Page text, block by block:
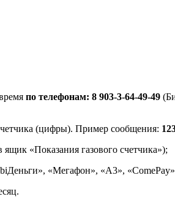
по телефонам: 8 903-3-64-49-49
(цифры). Пример сообщения:
«Показания газового счетчика»);
«Мегафон», «А3»,